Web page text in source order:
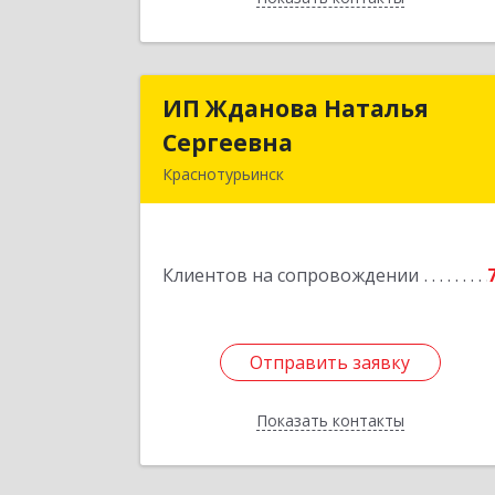
ИП Жданова Наталья
Сергеевна
Краснотурьинск
Клиентов на сопровождении
Отправить заявку
Показать контакты
ИП Жданова Наталья
Отправить заявку
Назад